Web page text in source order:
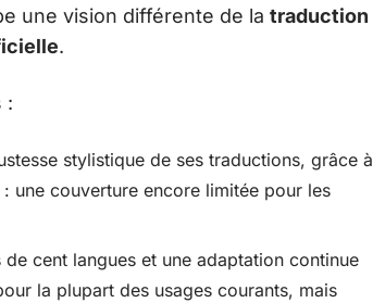
une vision différente de la traduction
.
:
stylistique de ses traductions, grâce à
une couverture encore limitée pour les
de cent langues et une adaptation continue
la plupart des usages courants, mais